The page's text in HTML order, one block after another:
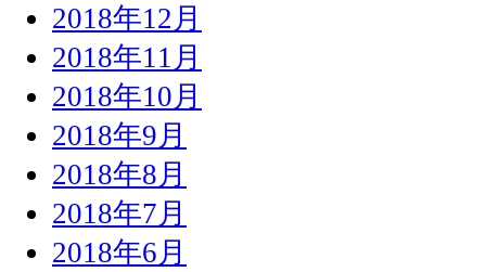
2018年12月
2018年11月
2018年10月
2018年9月
2018年8月
2018年7月
2018年6月